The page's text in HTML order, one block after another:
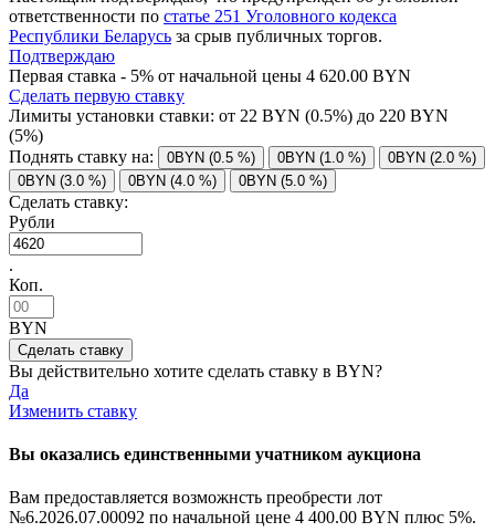
ответственности по статье 251 Уголовного кодекса
Республики Беларусь за срыв публичных торгов.
Подтверждаю
Первая ставка - 5% от начальной цены 4 620.00 BYN
Сделать первую ставку
Лимиты установки ставки: от 22 BYN (0.5%) до 220 BYN
(5%)
Поднять ставку на:
0BYN (0.5 %) 0BYN (1.0 %)
0BYN (2.0 %)
0BYN (3.0 %)
0BYN (4.0 %) 0BYN (5.0 %)
Сделать ставку:
Рубли
.
Коп.
BYN
Вы действительно хотите сделать ставку в BYN?
Да
Изменить ставку
Вы оказались единственными учатником аукциона
Вам предоставляется возможнсть преобрести лот
№6.2026.07.00092 по начальной цене 4 400.00 BYN плюс 5%.